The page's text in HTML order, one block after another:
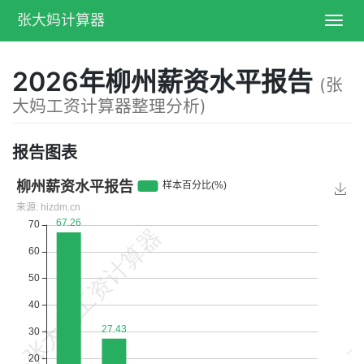
张大妈计算器
2026年柳州薪资水平报告 (张
大妈工资计算器整理分析)
报告图表